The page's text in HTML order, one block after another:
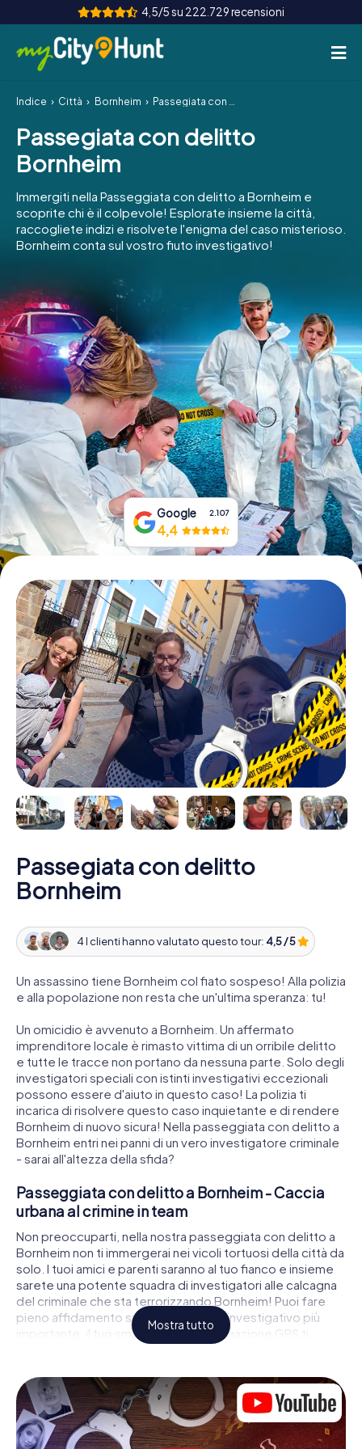
4,5/5 su 222.729 recensioni
Come funziona
Città
Team Building
INT AT
ES
IE
IT
NL
Prenota Biglietti
Acquista i Voucher
Indice Città Bornheim Passegiata con delitto Bornheim
Passegiata con delitto
Bornheim
Immergiti nella Passeggiata con delitto a Bornheim e
scoprite chi è il colpevole! Esplorate insieme la città,
raccogliete indizi e risolvete l'enigma del caso misterioso.
Bornheim conta sul vostro fiuto investigativo!
Google 2.107
4,4
Passegiata con delitto
Bornheim
4 I clienti hanno valutato questo tour: 4,5 / 5
Un assassino tiene Bornheim col fiato sospeso! Alla polizia
e alla popolazione non resta che un'ultima speranza: tu!
Un omicidio è avvenuto a Bornheim. Un affermato
imprenditore locale è rimasto vittima di un orribile delitto
e tutte le tracce non portano da nessuna parte. Solo degli
investigatori speciali con istinti investigativi eccezionali
possono essere d'aiuto in questo caso! La polizia ti
incarica di risolvere questo caso inquietante e di rendere
Bornheim di nuovo sicura! Nella passeggiata con delitto a
Bornheim entri nei panni di un vero investigatore criminale
- sarai all'altezza della sfida?
Passeggiata con delitto a Bornheim - Caccia
urbana al crimine in team
Non preoccuparti, nella nostra passeggiata con delitto a
Bornheim non ti immergerai nei vicoli tortuosi della città da
solo. I tuoi amici e parenti saranno al tuo fianco e insieme
sarete una potente squadra di investigatori alle calcagna
del criminale che sta terrorizzando Bornheim! Puoi fare
pieno affidamento sul tuo strumento investigativo più
importante, il tuo smartphone. La navigazione GPS ti
guiderà nella ricerca di indizi sulla scena del crimine, in
e infine all'assassino. Risolvi ovunque enigmi difficili
avvicinandoti sempre di più alla soluzione del caso.
Diversamente da una classica cena con delitto a
Bornheim, tu determini gli eventi, ti muovi all'aria aperta e
Mostra tutto